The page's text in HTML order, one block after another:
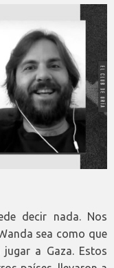
decir nada. Nos
sea como que
a Gaza. Estos